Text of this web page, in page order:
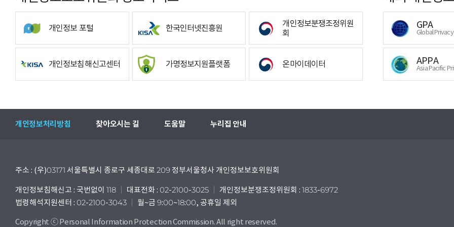
개인정보 포털 한국인터넷진흥원
개인정보분쟁조정위원
회
개인정보침해신고센터 가명정보지원플랫폼 온마이데이터
GPA
Global
APPA
Asia Pacific
개인정보처리방침 찾아오시는 길 도움말 누리집 안내
주소 : (우)03171 서울특별시 종로구 세종대로 209 정부서울청사 개인정보보호위원회
개인정보침해신고 : 국번없이 118 대표전화 : 02-2100-3025
개인정보분쟁조정위원회 : 1833-6972
법령해석지원센터 : 02-2100-3043
월~금 9:00~18:00, 공휴일 제외
Copyright ⓒ Personal Information Protection Commission. All right reserved.